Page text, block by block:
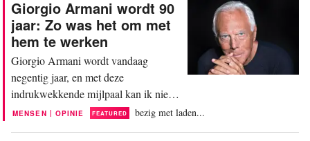
naarmate winkels evolueren, moeten
ze zich meer richten op een-op-
eenverbindingen en ervaringsaspecten.
Nikki Baird, VP Strategy...
Giorgio Armani wordt 90
jaar: Zo was het om met
hem te werken
Giorgio Armani wordt vandaag
negentig jaar, en met deze
indrukwekkende mijlpaal kan ik niet
anders dan terugdenken aan mijn tijd
MENSEN | OPINIE FEATURED bezig met laden...